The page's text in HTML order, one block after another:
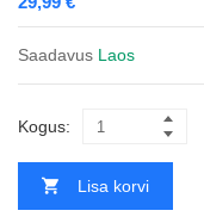
Saadavus Laos
Kogus:
Lisa korvi